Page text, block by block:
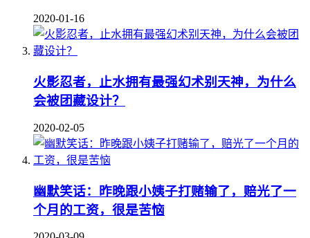
2020-01-16
火影忍者，止水拥有最强幻术别天神，为什么
会被团藏设计？
2020-02-05
幽默笑话：昨晚跟小姨子打赌输了，赔光了一
个月的工资，很是苦恼